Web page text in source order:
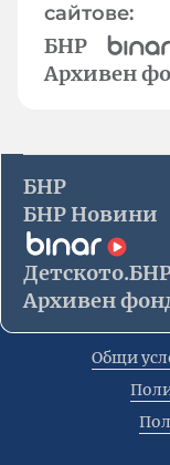
сайтове:
БНР
Архивен
БНР
БНР Новини
Архивен
Общи